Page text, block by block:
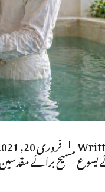
فروری 20, 2021
مسیح برائے